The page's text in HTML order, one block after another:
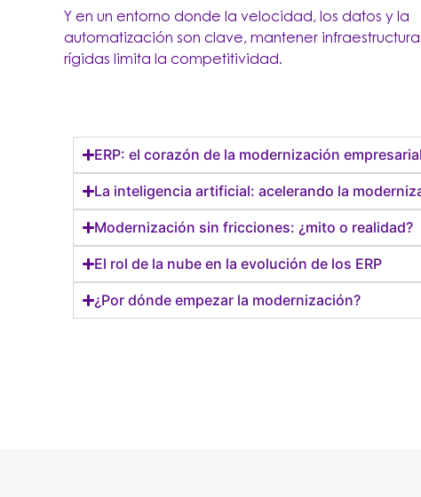
Y en un entorno donde la velocidad, los datos y la
automatización son clave, mantener
rígidas limita la competitividad.
ERP: el corazón de la modernización empresarial
La inteligencia artificial: acelerando la
Modernización sin fricciones: ¿mito o realidad?
El rol de la nube en la evolución de los ERP
¿Por dónde empezar la modernización?